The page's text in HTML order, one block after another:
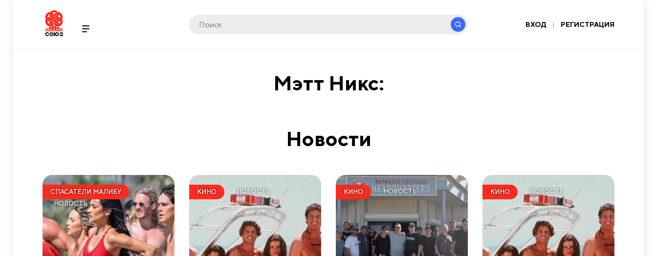
ВХОД | РЕГИСТРАЦИЯ
Мэтт Никс:
Новости
СПАСАТЕЛИ МАЛИБУ
НОВОСТЬ
КИНО НОВОСТЬ КИНО НОВОСТЬ КИНО НОВОСТЬ